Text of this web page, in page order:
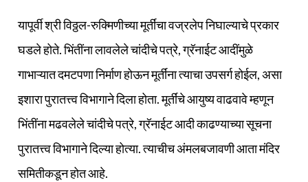
यापूर्वी श्री विठ्ठल-रुक्मिणीच्या मूर्तींचा वज्रलेप निघाल्याचे प्रकार
घडले होते. भिंतींना लावलेले चांदीचे पत्रे, ग्रॅनाईट आदींमुळे
गाभाऱ्यात दमटपणा निर्माण होऊन मूर्तींना त्याचा उपसर्ग होईल, असा
इशारा पुरातत्त्व विभागाने दिला होता. मूर्तींचे आयुष्य वाढवावे म्हणून
भिंतींना मढवलेले चांदीचे पत्रे, ग्रॅनाईट आदी काढण्याच्या सूचना
पुरातत्त्व विभागाने दिल्या होत्या. त्याचीच अंमलबजावणी आता मंदिर
समितीकडून होत आहे.